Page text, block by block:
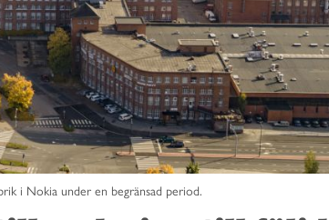
i Nokia under en begränsad period.